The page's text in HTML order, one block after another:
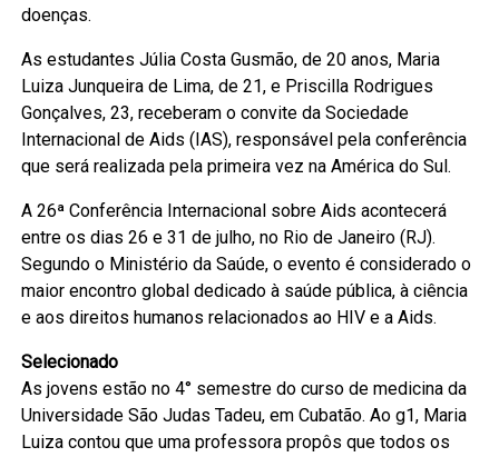
doenças.
As estudantes Júlia Costa Gusmão, de 20 anos, Maria
Luiza Junqueira de Lima, de 21, e Priscilla Rodrigues
Gonçalves, 23, receberam o convite da Sociedade
Internacional de Aids (IAS), responsável pela conferência
que será realizada pela primeira vez na América do Sul.
A 26ª Conferência Internacional sobre Aids acontecerá
entre os dias 26 e 31 de julho, no Rio de Janeiro (RJ).
Segundo o Ministério da Saúde, o evento é considerado o
maior encontro global dedicado à saúde pública, à ciência
e aos direitos humanos relacionados ao HIV e a Aids.
Selecionado
As jovens estão no 4° semestre do curso de medicina da
Universidade São Judas Tadeu, em Cubatão. Ao g1, Maria
Luiza contou que uma professora propôs que todos os